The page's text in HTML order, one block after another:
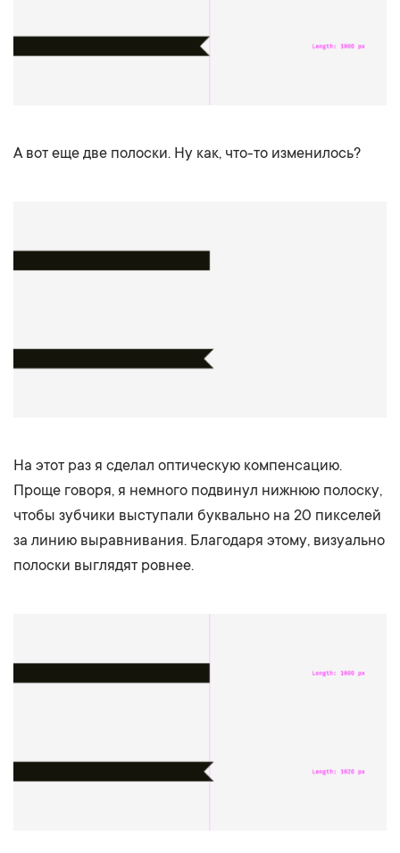
А вот еще две полоски. Ну как, что-то изменилось?
На этот раз я сделал оптическую компенсацию.
Проще говоря, я немного подвинул нижнюю полоску,
чтобы зубчики выступали буквально на 20 пикселей
за линию выравнивания. Благодаря этому, визуально
полоски выглядят ровнее.